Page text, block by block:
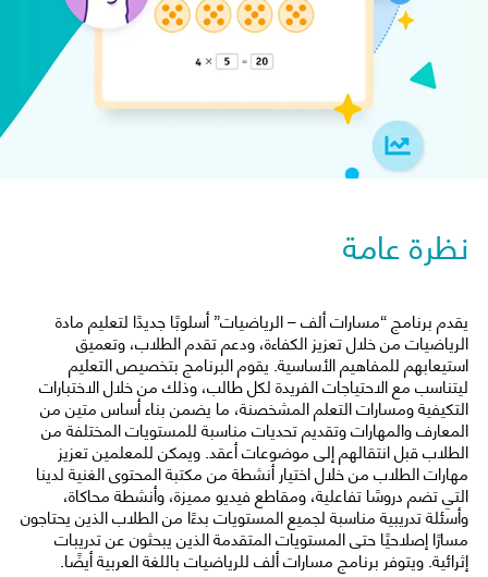
نظرة عامة
يقدم برنامج “مسارات ألف – الرياضيات” أسلوبًا جديدًا لتعليم مادة
الرياضيات من خلال تعزيز الكفاءة، ودعم تقدم الطلاب، وتعميق
استيعابهم للمفاهيم الأساسية. يقوم البرنامج بتخصيص التعليم
ليتناسب مع الاحتياجات الفريدة لكل طالب، وذلك من خلال الاختبارات
التكيفية ومسارات التعلم المشخصنة، ما يضمن بناء أساس متين من
المعارف والمهارات وتقديم تحديات مناسبة للمستويات المختلفة من
الطلاب قبل انتقالهم إلى موضوعات أعقد. ويمكن للمعلمين تعزيز
مهارات الطلاب من خلال اختيار أنشطة من مكتبة المحتوى الغنية لدينا
التي تضم دروسًا تفاعلية، ومقاطع فيديو مميزة، وأنشطة محاكاة،
وأسئلة تدريبية مناسبة لجميع المستويات بدءًا من الطلاب الذين يحتاجون
مسارًا إصلاحيًا حتى المستويات المتقدمة الذين يبحثون عن تدريبات
إثرائية. ويتوفر برنامج مسارات ألف للرياضيات باللغة العربية أيضًا.